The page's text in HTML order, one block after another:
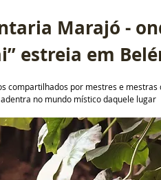
Marajó -
estreia em
compartilhados por mestres e
adentra no mundo místico daquele lugar